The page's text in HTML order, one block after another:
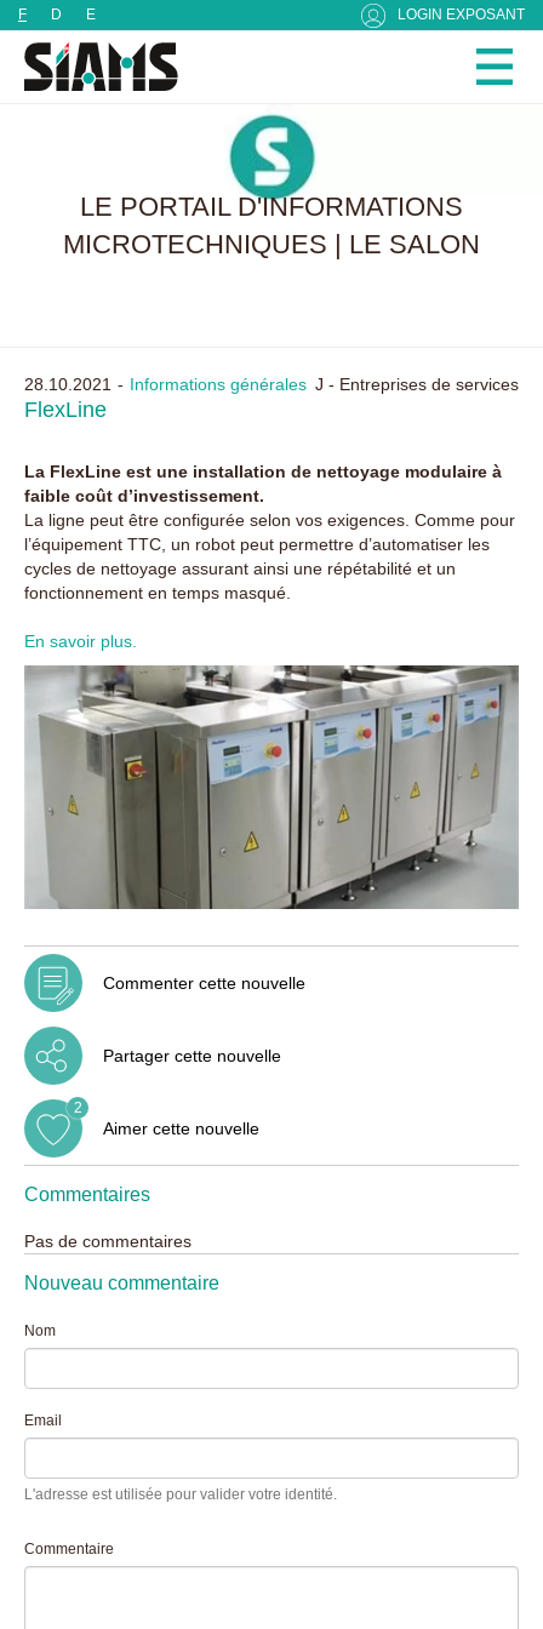
F D E LOGIN EXPOSANT
LE PORTAIL D'INFORMATIONS
MICROTECHNIQUES | LE SALON
28.10.2021 Informations générales J - Entreprises de services
FlexLine
La FlexLine est une installation de nettoyage modulaire à
faible coût d’investissement.
La ligne peut être configurée selon vos exigences. Comme pour
l’équipement TTC, un robot peut permettre d’automatiser les
cycles de nettoyage assurant ainsi une répétabilité et un
fonctionnement en temps masqué.
En savoir plus.
Commenter cette nouvelle
Partager cette nouvelle
Aimer cette nouvelle
2
Commentaires
Pas de commentaires
Nouveau commentaire
Nom
Email
L'adresse est utilisée pour valider votre identité.
Commentaire
Panneau de gestion des cookies